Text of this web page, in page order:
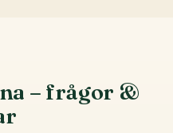
– frågor &